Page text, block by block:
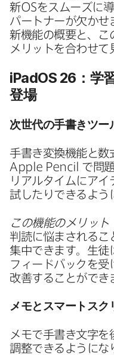
新OSを​スムーズに​
パートナーが​欠かせ
新機能の​概要と、​こ
メリットを​合わせて​
iPadOS 26 ：学
登場
次世代の​手書きツー
手​書き変換機能と​数
Apple Pencil で​問
リアルタイムに​アイ
試したりできるよう
この機能の​メリット
判読に​悩まされる​こ
集中できます。​生徒
フィードバックを​受
改善する​ことができ
メモと​スマートスク
メモで​手書き文字を​
調整できるようにな